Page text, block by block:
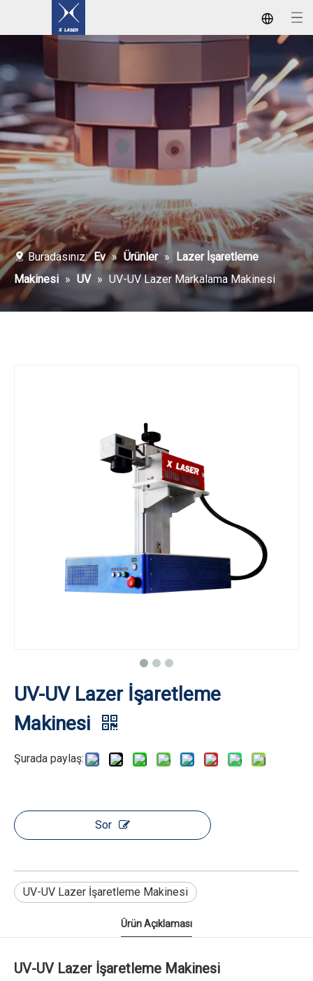
Buradasınız: Ev » Ürünler »
Lazer İşaretleme
Makinesi » UV » UV-UV Lazer Markalama Makinesi
UV-UV Lazer İşaretleme
Makinesi
Şurada paylaş:
Sor
UV-UV Lazer İşaretleme Makinesi
Ürün Açıklaması
UV-UV Lazer İşaretleme Makinesi